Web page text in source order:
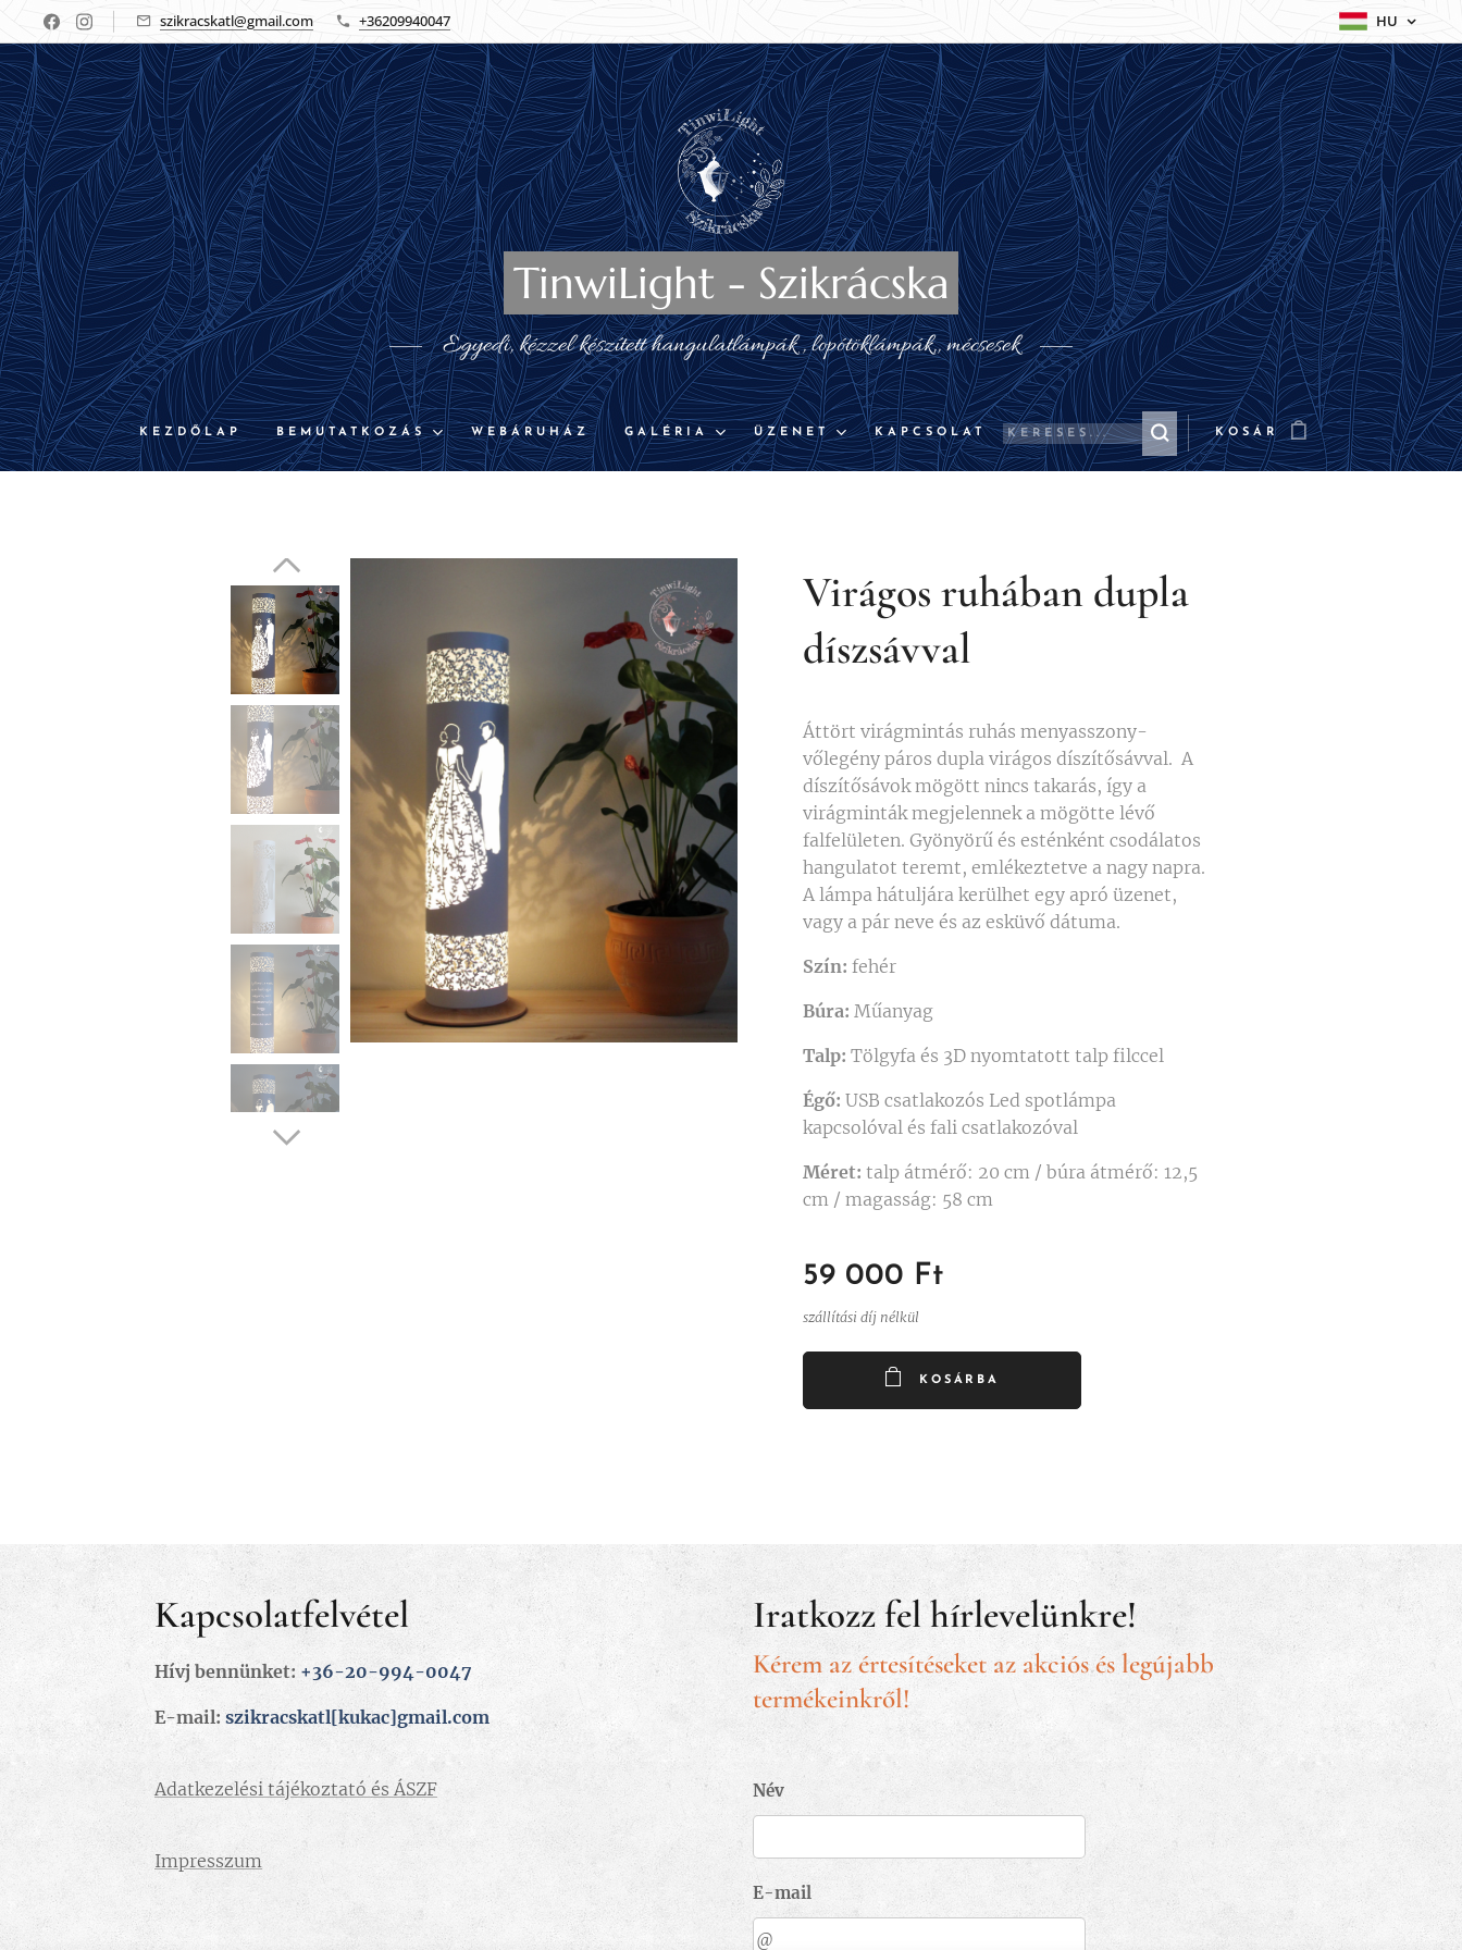
szikracskatl@gmail.com +36209940047 HU
TinwiLight - Szikrácska
Egyedi, kézzel készített hangulatlámpák , lopótöklámpák,, mécsesek
KEZDŐLAP BEMUTATKOZÁS WEBÁRUHÁZ GALÉRIA ÜZENET KAPCSOLAT KOSÁR
Virágos ruhában dupla
díszsávval
Áttört virágmintás ruhás menyasszony-
vőlegény páros dupla virágos díszítősávval. A
díszítősávok mögött nincs takarás, így a
virágminták megjelennek a mögötte lévő
falfelületen. Gyönyörű és esténként csodálatos
hangulatot teremt, emlékeztetve a nagy napra.
A lámpa hátuljára kerülhet egy apró üzenet,
vagy a pár neve és az esküvő dátuma.
Szín: fehér
Búra: Műanyag
Talp: Tölgyfa és 3D nyomtatott talp filccel
Égő: USB csatlakozós Led spotlámpa
kapcsolóval és fali csatlakozóval
Méret: talp átmérő: 20 cm / búra átmérő: 12,5
cm / magasság: 58 cm
59 000 Ft
szállítási díj nélkül
KOSÁRBA
Kapcsolatfelvétel
Hívj bennünket: +36-20-994-0047
E-mail: szikracskatl[kukac]gmail.com
Adatkezelési tájékoztató és ÁSZF
Impresszum
Iratkozz fel hírlevelünkre!
Kérem az értesítéseket az akciós és legújabb
termékeinkről!
Név
E-mail